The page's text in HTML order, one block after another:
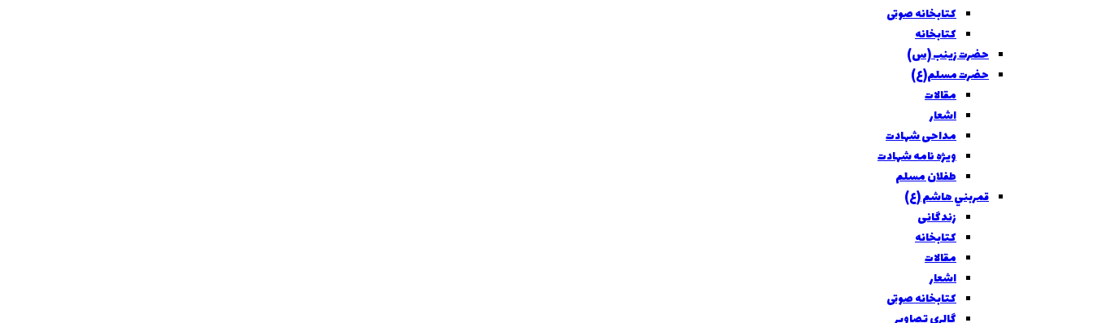
کتابخانه صوتی
کتابخانه
حضرت زينب (س)
حضرت مسلم(ع)
مقالات
اشعار
مداحی شهادت
ویژه نامه شهادت
طفلان مسلم
قمربني هاشم (ع)
زندگانی
کتابخانه
مقالات
اشعار
کتابخانه صوتی